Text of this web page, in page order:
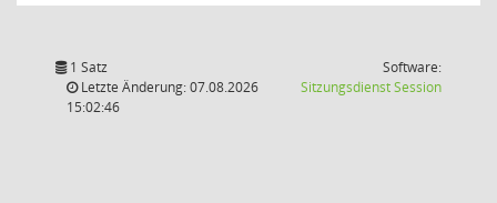
1 Satz
Letzte Änderung: 07.08.2026
15:02:46
Software:
SitzungsdienstSession(Wird in